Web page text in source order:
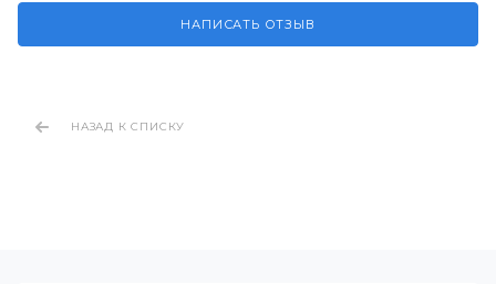
НАПИСАТЬ ОТЗЫВ
НАЗАД К СПИСКУ